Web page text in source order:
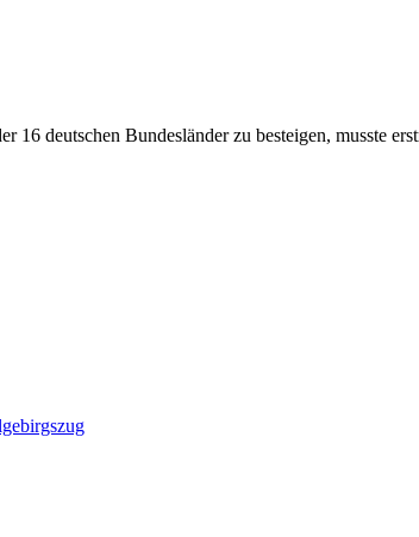
16 deutschen Bundesländer zu besteigen, musste